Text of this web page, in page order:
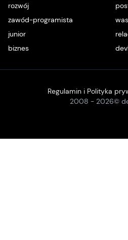
rozwój
zawód-programista
junior
biznes
2008 - 2026©
Regulamin i Polityka